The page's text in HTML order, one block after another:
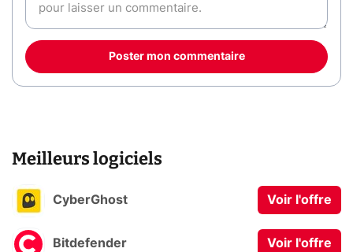
Poster mon commentaire
Meilleurs logiciels
CyberGhost Voir l'offre
Bitdefender Voir l'offre